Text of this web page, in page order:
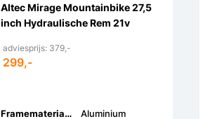
Altec Mirage Mountainbike 27,5
inch Hydraulische Rem 21v
adviesprijs: 379,-
299,-
Framemateriaal:
Aluminium